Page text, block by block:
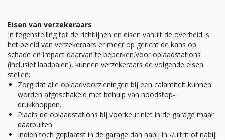
Eisen van verzekeraars
In tegenstelling tot de richtlijnen en eisen vanuit de overheid is
het beleid van verzekeraars er meer op gericht de kans op
schade en impact daarvan te beperken.Voor oplaadstations
(inclusief laadpalen), kunnen verzekeraars de volgende eisen
stellen:
Zorg dat alle oplaadvoorzieningen bij een calamiteit kunnen
worden afgeschakeld met behulp van noodstop-
drukknoppen.
Plaats de oplaadstations bij voorkeur niet in de garage maar
daarbuiten.
Indien toch geplaatst in de garage dan nabij in -/uitrit of nabij